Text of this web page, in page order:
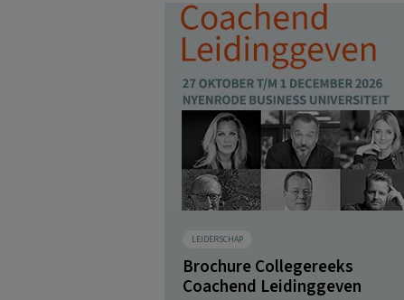
LEIDERSCHAP
Brochure Collegereeks
Coachend Leidinggeven